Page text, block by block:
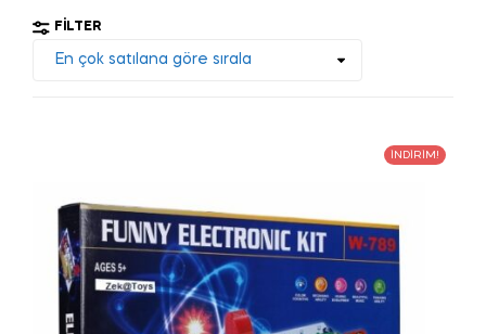
FILTER
İNDIRIM!